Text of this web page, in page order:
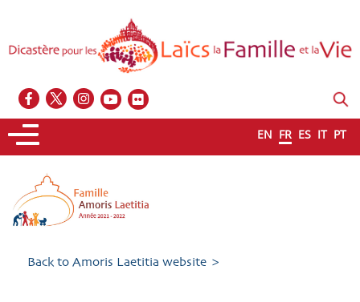
EN FR ES IT PT
Back to Amoris Laetitia website >